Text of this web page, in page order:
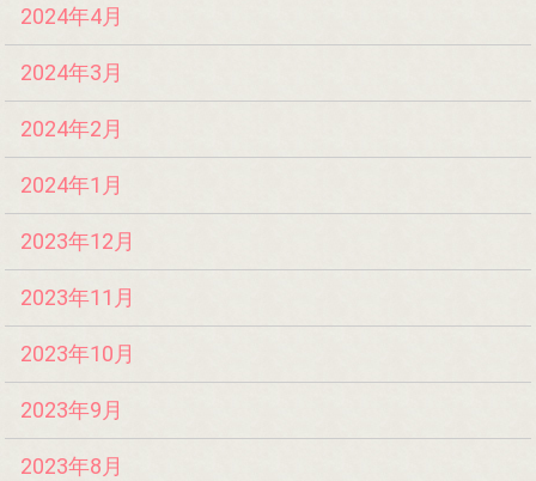
2024年4月
2024年3月
2024年2月
2024年1月
2023年12月
2023年11月
2023年10月
2023年9月
2023年8月